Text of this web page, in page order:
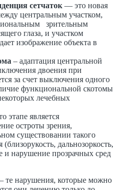
сетчаток — это новая
центральным участком,
зрительным
глаза, и участком
изображение объекта в
– адаптация центральной
двоения при
за счет выключения одного
функциональной скотомы
лечебных
этапе является
остроты зрения,
существовании такого
дальнозоркость,
и нарушение прозрачных сред
те нарушения, которые можно